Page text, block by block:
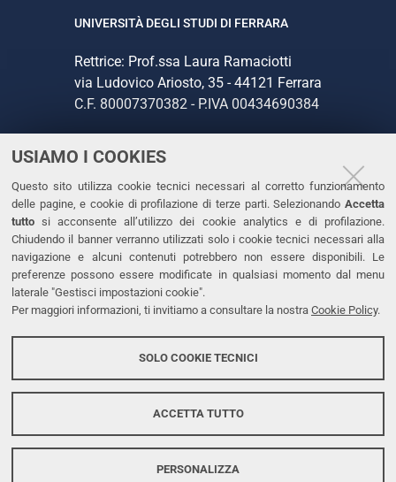
USIAMO I COOKIES
Questo sito utilizza cookie tecnici necessari al corretto funzionamento
delle pagine, e cookie di profilazione di terze parti. Selezionando Accetta
tutto si acconsente all’utilizzo dei cookie analytics e di profilazione.
Chiudendo il banner verranno utilizzati solo i cookie tecnici necessari alla
navigazione e alcuni contenuti potrebbero non essere disponibili. Le
preferenze possono essere modificate in qualsiasi momento dal menu
laterale "Gestisci impostazioni cookie".
Per maggiori informazioni, ti invitiamo a consultare la nostra Cookie Policy.
SOLO COOKIE TECNICI
ACCETTA TUTTO
PERSONALIZZA
UNIVERSITÀ DEGLI STUDI DI FERRARA
Rettrice: Prof.ssa Laura Ramaciotti
via Ludovico Ariosto, 35 - 44121 Ferrara
C.F. 80007370382 - P.IVA 00434690384
CONTATTI
Tel. +39 0532 293111
Fax. +39 0532 293031
PEC
LINKS
Dichiarazione di accessibilità
Protezione dati personali